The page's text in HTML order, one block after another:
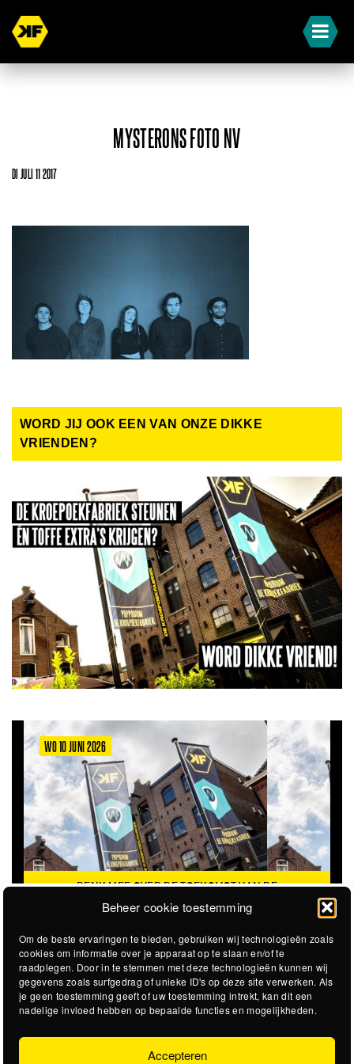
Beheer cookie toestemming
Om de beste ervaringen te bieden, gebruiken wij technologieën zoals
cookies om informatie over je apparaat op te slaan en/of te
raadplegen. Door in te stemmen met deze technologieën kunnen wij
gegevens zoals surfgedrag of unieke ID's op deze site verwerken. Als
je geen toestemming geeft of uw toestemming intrekt, kan dit een
nadelige invloed hebben op bepaalde functies en mogelijkheden.
Accepteren
MYSTERONS FOTO NV
DI JULI 11 2017
WORD JIJ OOK EEN VAN ONZE DIKKE
VRIENDEN?
WO 10 JUNI 2026
DENK MEE OVER DE TOEKOMST VAN DE
KROEPOEKFABRIEK